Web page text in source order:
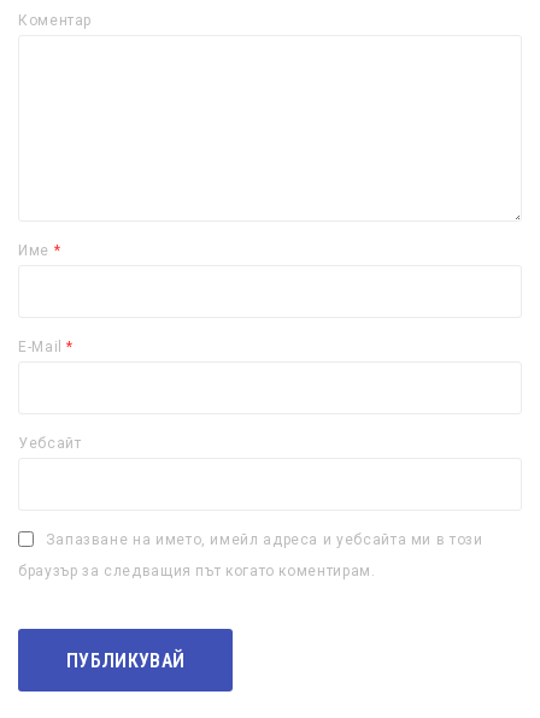
Коментар
Име *
E-Mail*
Уебсайт
Запазване на името, имейл адреса и уебсайта ми в този
браузър за следващия път когато коментирам.